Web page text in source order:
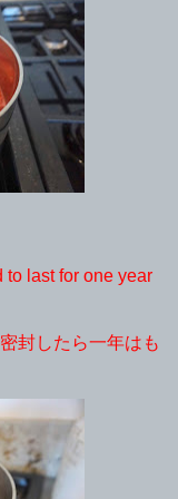
to last for one year
封したら一年はも